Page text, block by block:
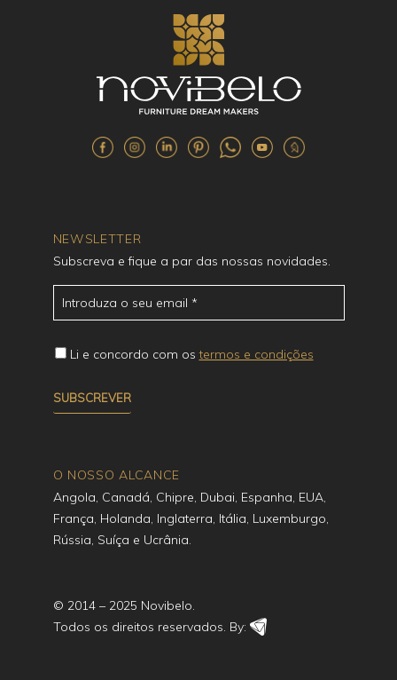
NEWSLETTER
Subscreva e fique a par das nossas novidades.
Li e concordo com ostermos e condições
O NOSSO ALCANCE
Angola, Canadá, Chipre, Dubai, Espanha, EUA,
França, Holanda, Inglaterra, Itália, Luxemburgo,
Rússia, Suíça e Ucrânia.
© 2014 – 2025 Novibelo.
Todos os direitos reservados. By: